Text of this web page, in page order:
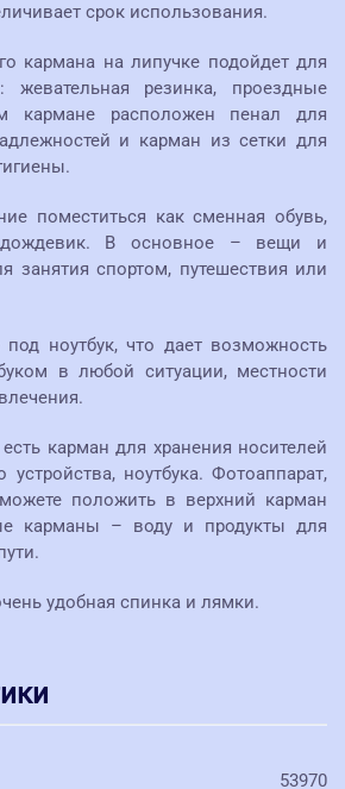
срок использования.
кармана на липучке подойдет для
жевательная резинка, проездные
кармане расположен пенал для
и карман из сетки для
поместиться как сменная обувь,
В основное – вещи и
занятия спортом, путешествия или
под ноутбук, что дает возможность
в любой ситуации, местности
карман для хранения носителей
устройства, ноутбука. Фотоаппарат,
положить в верхний карман
карманы – воду и продукты для
удобная спинка и лямки.
53970